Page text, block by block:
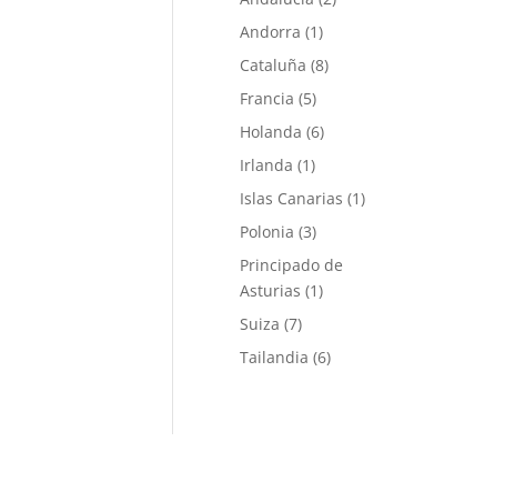
Andorra (1)
Cataluña (8)
Francia (5)
Holanda (6)
Irlanda (1)
Islas Canarias (1)
Polonia (3)
Principado de
Asturias (1)
Suiza (7)
Tailandia (6)